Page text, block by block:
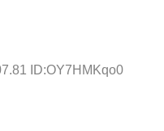
ID:OY7HMKqo0